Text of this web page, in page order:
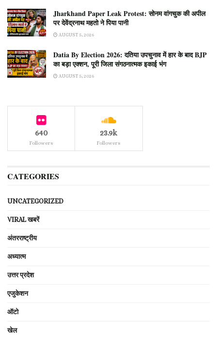
Jharkhand Paper Leak Protest: सोनम वांगचुक की अपील
पर देवेंद्रनाथ महतो ने पिया पानी
AUGUST 5, 2026
Datia By Election 2026: दतिया उपचुनाव में हार के बाद BJP
का बड़ा एक्शन, पूरी जिला संगठनात्मक इकाई भंग
AUGUST 5, 2026
640
Followers
23.9k
Followers
CATEGORIES
UNCATEGORIZED
VIRAL खबरें
अंतरराष्ट्रीय
अध्यात्म
उत्तर प्रदेश
एजुकेशन
ऑटो
खेल